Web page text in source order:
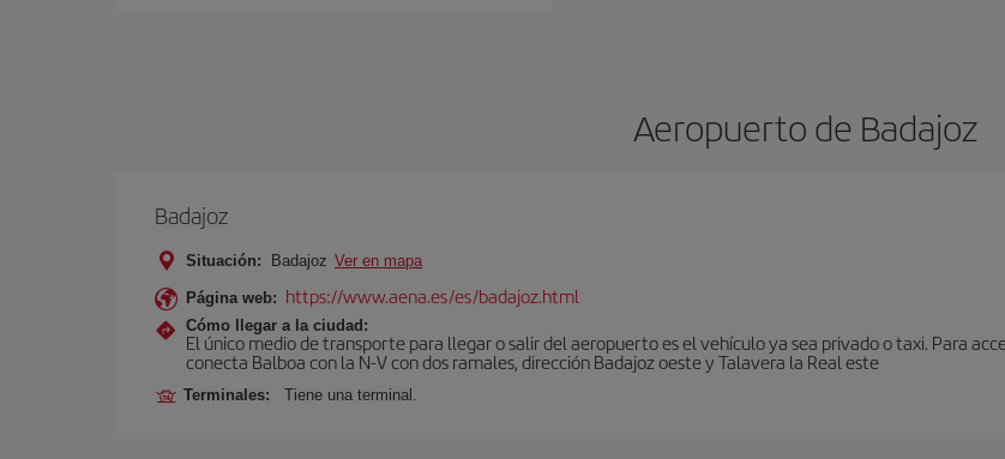
Aeropuerto de Badajoz
Badajoz
Situación: Badajoz Ver en mapa
Página web: https://www.aena.es/es/badajoz.html
Cómo llegar a la ciudad:
El único medio de transporte para llegar o salir del aeropuerto es el vehículo ya sea privado o taxi. Para
conecta Balboa con la N-V con dos ramales, dirección Badajoz oeste y Talavera la Real este
Terminales: Tiene una terminal.